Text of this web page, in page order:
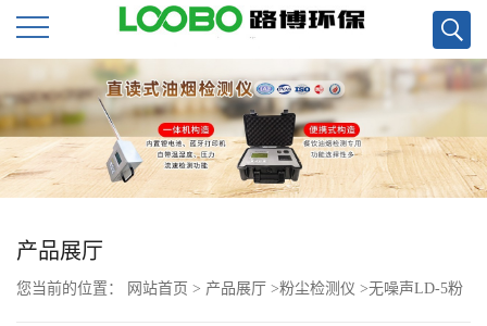
公
司
首
页
公
产品展厅
您当前的位置： 网站首页 > 产品展厅 >粉尘检测仪 >无噪声LD-5粉